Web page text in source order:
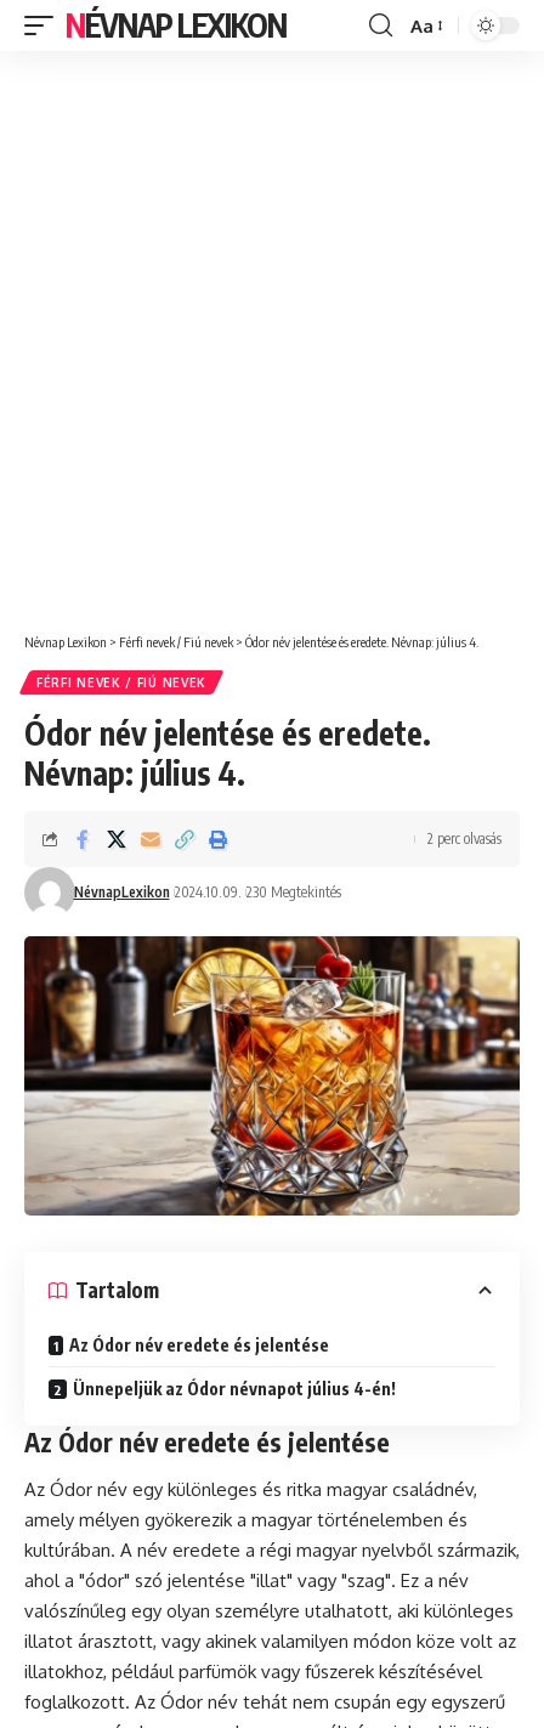
NÉVNAP LEXIKON
Font
Aa
Névnap Lexikon > Férfi nevek / Fiú nevek > Ódor név jelentése és eredete. Névnap: július 4.
FÉRFI NEVEK / FIÚ NEVEK
Ódor név jelentése és eredete.
Névnap: július 4.
NévnapLexikon 2024.10.09. 230 Megtekintés
2 perc olvasás
Tartalom
Az Ódor név eredete és jelentése
Ünnepeljük az Ódor névnapot július 4-én!
Az Ódor név eredete és jelentése
Az Ódor név egy különleges és ritka magyar családnév,
amely mélyen gyökerezik a magyar történelemben és
kultúrában. A név eredete a régi magyar nyelvből származik,
ahol a "ódor" szó jelentése "illat" vagy "szag". Ez a név
valószínűleg egy olyan személyre utalhatott, aki különleges
illatot árasztott, vagy akinek valamilyen módon köze volt az
illatokhoz, például parfümök vagy fűszerek készítésével
foglalkozott. Az Ódor név tehát nem csupán egy egyszerű